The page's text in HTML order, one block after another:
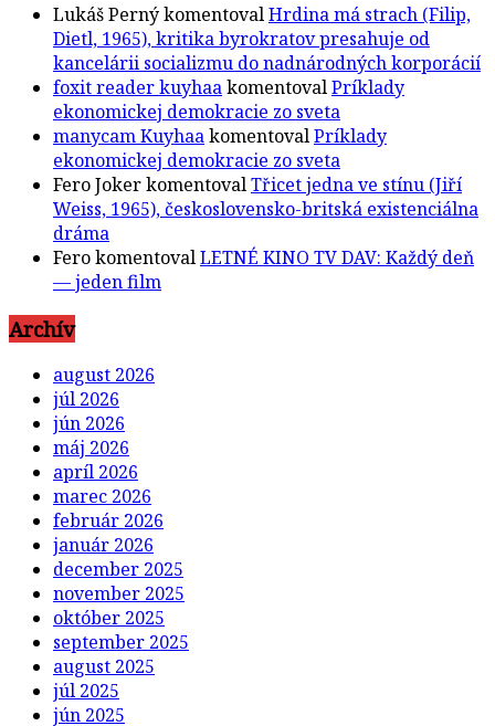
Lukáš PernýkomentovalHrdina má strach (Filip,
Dietl, 1965), kritika byrokratov presahuje od
kancelárii socializmu do nadnárodných korporácií
foxit reader kuyhaakomentovalPríklady
ekonomickej demokracie zo sveta
manycam KuyhaakomentovalPríklady
ekonomickej demokracie zo sveta
Fero JokerkomentovalTřicet jedna ve stínu (Jiří
Weiss, 1965), československo-britská existenciálna
dráma
FerokomentovalLETNÉ KINO TV DAV: Každý deň
— jeden film
Archív
august 2026
júl 2026
jún 2026
máj 2026
apríl 2026
marec 2026
február 2026
január 2026
december 2025
november 2025
október 2025
september 2025
august 2025
júl 2025
jún 2025